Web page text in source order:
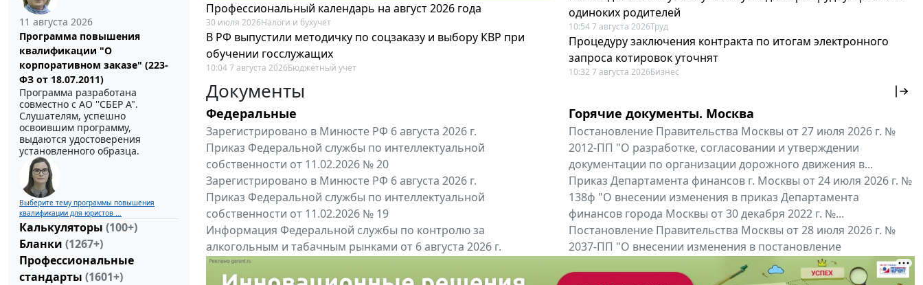
11 августа 2026
Программа повышения
квалификации "О
корпоративном заказе" (223-
ФЗ от 18.07.2011)
Программа разработана
совместно с АО ''СБЕР А".
Слушателям, успешно
освоившим программу,
выдаются удостоверения
установленного образца.
Выберите тему программы повышения
квалификации для юристов ...
Калькуляторы (100+)
Бланки (1267+)
Профессиональные
стандарты (1601+)
Профессиональный календарь на август 2026 года
30 июля 2026Налоги и бухучет
В РФ выпустили методичку по соцзаказу и выбору КВР при
обучении госслужащих
10:04 7 августа 2026Бюджетный учет
одиноких родителей
10:54 7 августа 2026Труд
Процедуру заключения контракта по итогам электронного
запроса котировок уточнят
10:32 7 августа 2026Бизнес
Документы
Федеральные
Зарегистрировано в Минюсте РФ 6 августа 2026 г.
Приказ Федеральной службы по интеллектуальной
собственности от 11.02.2026 № 20
Зарегистрировано в Минюсте РФ 6 августа 2026 г.
Приказ Федеральной службы по интеллектуальной
собственности от 11.02.2026 № 19
Информация Федеральной службы по контролю за
алкогольным и табачным рынками от 6 августа 2026 г.
"Вниманию производителей и импортёров алкогольной...
Все федеральные документы
Горячие документы. Москва
Постановление Правительства Москвы от 27 июля 2026 г. №
2012-ПП "О разработке, согласовании и утверждении
документации по организации дорожного движения в...
Приказ Департамента финансов г. Москвы от 24 июля 2026 г. №
138ф "О внесении изменения в приказ Департамента
финансов города Москвы от 30 декабря 2022 г. №...
Постановление Правительства Москвы от 28 июля 2026 г. №
2037-ПП "О внесении изменения в постановление
Правительства Москвы от 26 июля 2011 г. № 334-ПП"
Все региональные документы Мой регион ...